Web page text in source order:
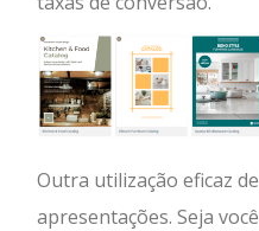
Outra utilização eficaz
apresentações. Seja